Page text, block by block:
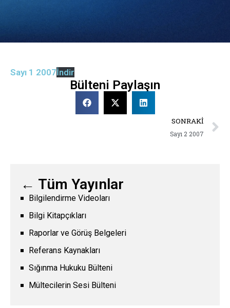
← Tüm Yayınlar
Bilgilendirme Videoları
Bilgi Kitapçıkları
Raporlar ve Görüş Belgeleri
Referans Kaynakları
Sığınma Hukuku Bülteni
Mültecilerin Sesi Bülteni
Sayı 1 2007İndir
Bülteni Paylaşın
SONRAKI
Sayı 2 2007